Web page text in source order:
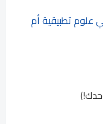
علوم تطبيقية أم